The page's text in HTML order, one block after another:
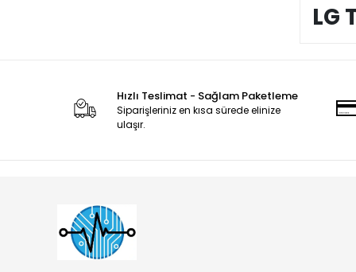
LG
Peki,
Birçok
ucuza
Hızlı Teslimat - Sağlam Paketleme
Siparişleriniz en kısa sürede elinize
ulaşır.